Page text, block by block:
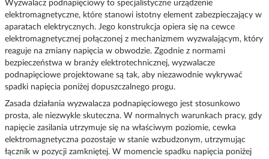
Wyzwalacz podnapięciowy to specjalistyczne urządzenie
elektromagnetyczne, które stanowi istotny element zabezpieczający w
aparatach elektrycznych. Jego konstrukcja opiera się na cewce
elektromagnetycznej połączonej z mechanizmem wyzwalającym, który
reaguje na zmiany napięcia w obwodzie. Zgodnie z normami
bezpieczeństwa w branży elektrotechnicznej, wyzwalacze
podnapięciowe projektowane są tak, aby niezawodnie wykrywać
spadki napięcia poniżej dopuszczalnego progu.
Zasada działania wyzwalacza podnapięciowego jest stosunkowo
prosta, ale niezwykle skuteczna. W normalnych warunkach pracy, gdy
napięcie zasilania utrzymuje się na właściwym poziomie, cewka
elektromagnetyczna pozostaje w stanie wzbudzonym, utrzymując
łącznik w pozycji zamkniętej. W momencie spadku napięcia poniżej